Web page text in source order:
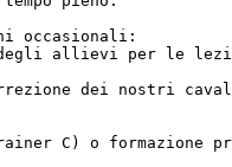
occasionali:
degli allievi per le
dei nostri
C) o formazione